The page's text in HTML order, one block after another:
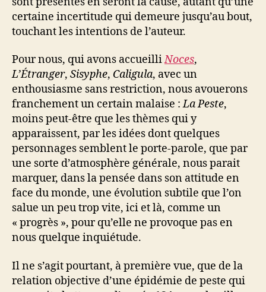
certaine incertitude qui demeure jusqu’au bout,
touchant les intentions de l’auteur.
Pour nous, qui avons accueilliNoces,
L’Étranger, Sisyphe, Caligula, avec un
enthousiasme sans restriction, nous avouerons
franchement un certain malaise :La Peste,
moins peut-être que les thèmes qui y
apparaissent, par les idées dont quelques
personnages semblent le porte-parole, que par
une sorte d’atmosphère générale, nous parait
marquer, dans la pensée dans son attitude en
face du monde, une évolution subtile que l’on
salue un peu trop vite, ici et là, comme un
« progrès », pour qu’elle ne provoque pas en
nous quelque inquiétude.
Il ne s’agit pourtant, à première vue, que de la
relation objective d’une épidémie de peste qui